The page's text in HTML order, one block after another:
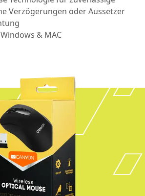
Verzögerungen oder Aussetzer
& MAC